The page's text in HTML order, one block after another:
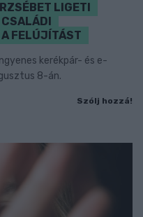
LIGETI
A FELÚJÍTÁST
kerékpár- és e-
8-án.
Szólj hozzá!